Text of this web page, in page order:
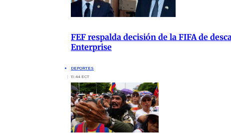
FEF respalda decisión de la FIFA de
Enterprise
DEPORTES
11:44 ECT